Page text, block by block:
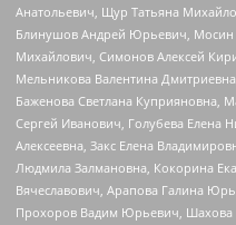
Анатольевич, Щур Татьяна
Блинушов Андрей Юрьевич, Мосин
Михайлович, Симонов Алексей
Мельникова Валентина
Баженова Светлана Куприяновна,
Сергей Иванович, Голубева Елена
Алексеевна, Закс Елена
Людмила Залмановна, Кокорина
Вячеславович, Арапова Галина
Прохоров Вадим Юрьевич, Шахова